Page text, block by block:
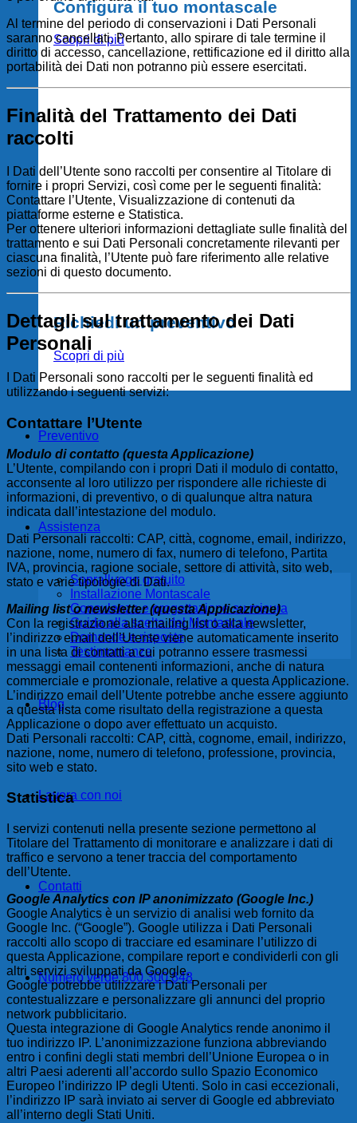
Configura il tuo montascale
Scopri di più
Richiedi un preventivo
Scopri di più
Preventivo
Assistenza
Sopralluogo gratuito
Installazione Montascale
Consulenza e progettazione su misura
Guida alla scelta del Montascale
Domande e risposte
Testimonianze
Blog
Lavora con noi
Contatti
Numero verde 800.300.848
Al termine del periodo di conservazioni i Dati Personali
saranno cancellati. Pertanto, allo spirare di tale termine il
diritto di accesso, cancellazione, rettificazione ed il diritto alla
portabilità dei Dati non potranno più essere esercitati.
Finalità del Trattamento dei Dati
raccolti
I Dati dell’Utente sono raccolti per consentire al Titolare di
fornire i propri Servizi, così come per le seguenti finalità:
Contattare l’Utente, Visualizzazione di contenuti da
piattaforme esterne e Statistica.
Per ottenere ulteriori informazioni dettagliate sulle finalità del
trattamento e sui Dati Personali concretamente rilevanti per
ciascuna finalità, l’Utente può fare riferimento alle relative
sezioni di questo documento.
Dettagli sul trattamento dei Dati
Personali
I Dati Personali sono raccolti per le seguenti finalità ed
utilizzando i seguenti servizi:
Contattare l’Utente
Modulo di contatto (questa Applicazione)
L’Utente, compilando con i propri Dati il modulo di contatto,
acconsente al loro utilizzo per rispondere alle richieste di
informazioni, di preventivo, o di qualunque altra natura
indicata dall’intestazione del modulo.
Dati Personali raccolti: CAP, città, cognome, email, indirizzo,
nazione, nome, numero di fax, numero di telefono, Partita
IVA, provincia, ragione sociale, settore di attività, sito web,
stato e varie tipologie di Dati.
Mailing list o newsletter (questa Applicazione)
Con la registrazione alla mailing list o alla newsletter,
l’indirizzo email dell’Utente viene automaticamente inserito
in una lista di contatti a cui potranno essere trasmessi
messaggi email contenenti informazioni, anche di natura
commerciale e promozionale, relative a questa Applicazione.
L’indirizzo email dell’Utente potrebbe anche essere aggiunto
a questa lista come risultato della registrazione a questa
Applicazione o dopo aver effettuato un acquisto.
Dati Personali raccolti: CAP, città, cognome, email, indirizzo,
nazione, nome, numero di telefono, professione, provincia,
sito web e stato.
Statistica
I servizi contenuti nella presente sezione permettono al
Titolare del Trattamento di monitorare e analizzare i dati di
traffico e servono a tener traccia del comportamento
dell’Utente.
Google Analytics con IP anonimizzato (Google Inc.)
Google Analytics è un servizio di analisi web fornito da
Google Inc. (“Google”). Google utilizza i Dati Personali
raccolti allo scopo di tracciare ed esaminare l’utilizzo di
questa Applicazione, compilare report e condividerli con gli
altri servizi sviluppati da Google.
Google potrebbe utilizzare i Dati Personali per
contestualizzare e personalizzare gli annunci del proprio
network pubblicitario.
Questa integrazione di Google Analytics rende anonimo il
tuo indirizzo IP. L’anonimizzazione funziona abbreviando
entro i confini degli stati membri dell’Unione Europea o in
altri Paesi aderenti all’accordo sullo Spazio Economico
Europeo l’indirizzo IP degli Utenti. Solo in casi eccezionali,
l’indirizzo IP sarà inviato ai server di Google ed abbreviato
all’interno degli Stati Uniti.